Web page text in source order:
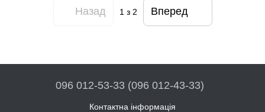
Назад 1 з 2 Вперед
096 012-53-33 (096 012-43-33)
Контактна інформація